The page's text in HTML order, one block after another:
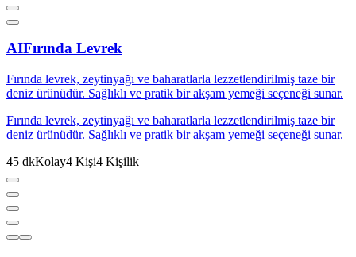
AIFırında Levrek
Fırında levrek, zeytinyağı ve baharatlarla lezzetlendirilmiş taze bir
deniz ürünüdür. Sağlıklı ve pratik bir akşam yemeği seçeneği sunar.
Fırında levrek, zeytinyağı ve baharatlarla lezzetlendirilmiş taze bir
deniz ürünüdür. Sağlıklı ve pratik bir akşam yemeği seçeneği sunar.
45 dkKolay4 Kişi4 Kişilik